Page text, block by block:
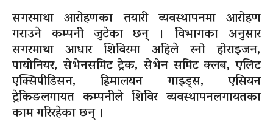
सगरमाथा आरोहणका तयारी व्यवस्थापनमा आरोहण
गराउने कम्पनी जुटेका छन् । विभागका अनुसार
सगरमाथा आधार शिविरमा अहिले स्नो होराइजन,
पायोनियर, सेभेनसमिट ट्रेक, सेभेन समिट क्लब, एलिट
एक्सिपीडिसन, हिमालयन गाइड्स, एसियन
ट्रेकिङलगायत कम्पनीले शिविर व्यवस्थापनलगायतका
काम गरिरहेका छन् ।